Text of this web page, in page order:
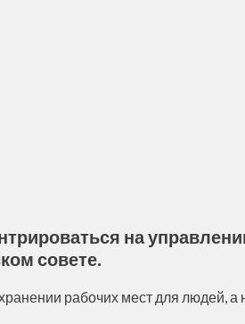
на
совете.
рабочих мест для людей, а